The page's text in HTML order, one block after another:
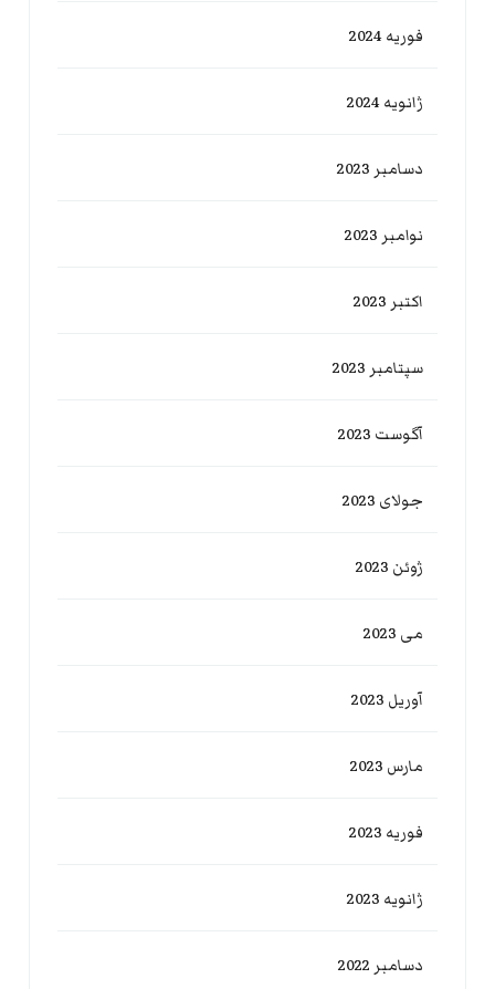
فوریه 2024
ژانویه 2024
دسامبر 2023
نوامبر 2023
اکتبر 2023
سپتامبر 2023
آگوست 2023
جولای 2023
ژوئن 2023
می 2023
آوریل 2023
مارس 2023
فوریه 2023
ژانویه 2023
دسامبر 2022